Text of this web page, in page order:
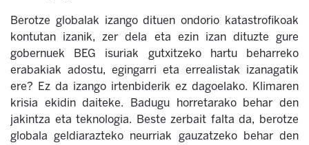
Berotze globalak izango dituen ondorio katastrofikoak
kontutan izanik, zer dela eta ezin izan dituzte gure
gobernuek BEG isuriak gutxitzeko hartu beharreko
erabakiak adostu, egingarri eta errealistak izanagatik
ere? Ez da izango irtenbiderik ez dagoelako. Klimaren
krisia ekidin daiteke. Badugu horretarako behar den
jakintza eta teknologia. Beste zerbait falta da, berotze
globala geldiarazteko neurriak gauzatzeko behar den